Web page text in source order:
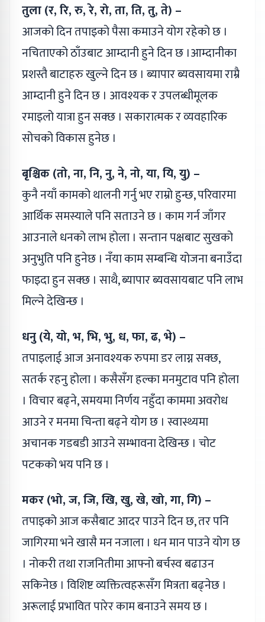
तुला (र, रि, रु, रे, रो, ता, ति, तु, ते) –
आजको दिन तपाइको पैसा कमाउने योग रहेको छ ।
नचिताएको ठाँउबाट आम्दानी हुने दिन छ ।आम्दानीका
प्रशस्तै बाटाहरु खुल्ने दिन छ । ब्यापार ब्यवसायमा राम्रै
आम्दानी हुने दिन छ । आवश्यक र उपलब्धीमूलक
रमाइलो यात्रा हुन सक्छ । सकारात्मक र व्यवहारिक
सोचको विकास हुनेछ ।
बृश्चिक (तो, ना, नि, नु, ने, नो, या, यि, यु) –
कुनै नयाँ कामको थालनी गर्नु भए राम्रो हुन्छ, परिवारमा
आर्थिक समस्याले पनि सताउने छ । काम गर्न जाँगर
आउनाले धनको लाभ होला । सन्तान पक्षबाट सुखको
अनुभुति पनि हुनेछ । नँया काम सम्बन्धि योजना बनाउँदा
फाइदा हुन सक्छ । साथै, ब्यापार ब्यवसायबाट पनि लाभ
मिल्ने देखिन्छ ।
धनु (ये, यो, भ, भि, भु, ध, फा, ढ, भे) –
तपाइलाई आज अनावश्यक रुपमा डर लाग्न सक्छ,
सतर्क रहनु होला । कसैसँग हल्का मनमुटाव पनि होला
। विचार बढ्ने, समयमा निर्णय नहुँदा काममा अवरोध
आउने र मनमा चिन्ता बढ्ने योग छ । स्वास्थ्यमा
अचानक गडबडी आउने सम्भावना देखिन्छ । चोट
पटकको भय पनि छ ।
मकर (भो, ज, जि, खि, खु, खे, खो, गा, गि) –
तपाइको आज कसैबाट आदर पाउने दिन छ, तर पनि
जागिरमा भने खासै मन नजाला । धन मान पाउने योग छ
। नोकरी तथा राजनितीमा आफ्नो बर्चस्व बढाउन
सकिनेछ । विशिष्ट व्यक्तित्वहरूसँग मित्रता बढ्नेछ ।
अरूलाई प्रभावित पारेर काम बनाउने समय छ ।